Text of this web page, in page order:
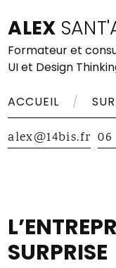
au
ALEX
Formateur et
UI et Design
ACCUEIL
alex@14bis.fr 06
SURPRISE